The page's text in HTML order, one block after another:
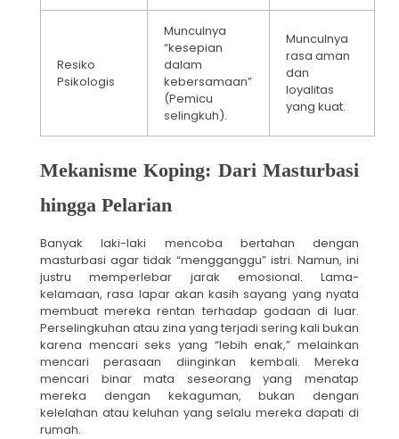
Resiko
Psikologis
Munculnya
“kesepian
dalam
kebersamaan”
(Pemicu
selingkuh).
Munculnya
rasa aman
dan
loyalitas
yang kuat.
Mekanisme Koping: Dari Masturbasi
hingga Pelarian
Banyak laki-laki mencoba bertahan dengan
masturbasi agar tidak “mengganggu” istri. Namun, ini
justru memperlebar jarak emosional. Lama-
kelamaan, rasa lapar akan kasih sayang yang nyata
membuat mereka rentan terhadap godaan di luar.
Perselingkuhan atau zina yang terjadi sering kali bukan
karena mencari seks yang “lebih enak,” melainkan
mencari perasaan diinginkan kembali. Mereka
mencari binar mata seseorang yang menatap
mereka dengan kekaguman, bukan dengan
kelelahan atau keluhan yang selalu mereka dapati di
rumah.